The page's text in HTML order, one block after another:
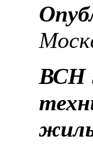
ВСН